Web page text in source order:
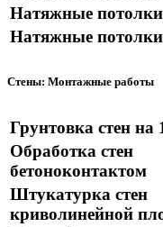
Натяжные
Натяжные потолки
Стены: Монтажные работы
Грунтовка стен на
Обработка стен
бетоноконтактом
Штукатурка стен
криволинейной